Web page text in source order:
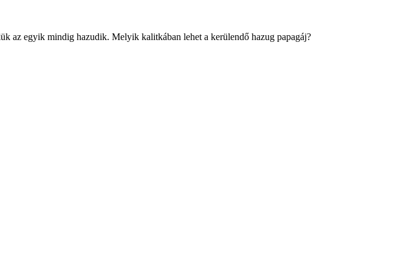
az egyik mindig hazudik. Melyik kalitkában lehet a kerülendő hazug papagáj?